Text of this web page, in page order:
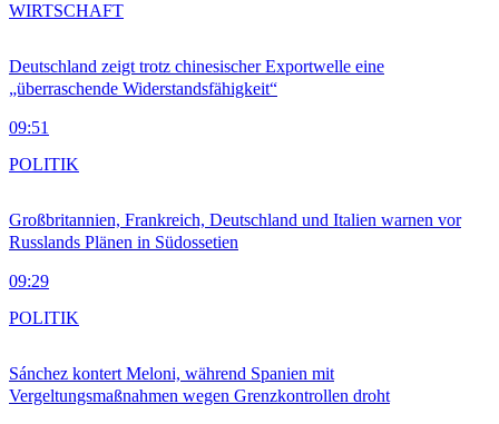
Deutschland zeigt trotz chinesischer Exportwelle eine
„überraschende Widerstandsfähigkeit“
09:51
WIRTSCHAFT
Großbritannien, Frankreich, Deutschland und Italien warnen vor
Russlands Plänen in Südossetien
09:29
POLITIK
Sánchez kontert Meloni, während Spanien mit
Vergeltungsmaßnahmen wegen Grenzkontrollen droht
POLITIK